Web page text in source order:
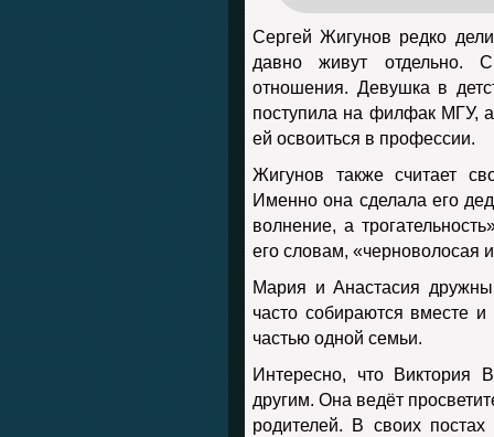
Сергей Жигунов редко
давно живут отдельно.
отношения. Девушка в
поступила на филфак МГУ,
ей освоиться в профессии.
Жигунов также считает
Именно она сделала его
волнение, а
его словам, «черноволосая
Мария и Анастасия
часто собираются вместе
частью одной семьи.
Интересно, что Виктория
другим. Она ведёт
родителей. В своих